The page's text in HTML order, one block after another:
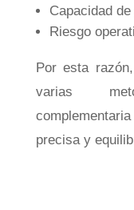
Capacidad
Riesgo
Por esta
varias
precisa y